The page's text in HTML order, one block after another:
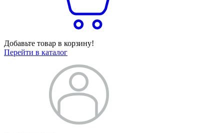
Добавьте товар в корзину!
Перейти в каталог